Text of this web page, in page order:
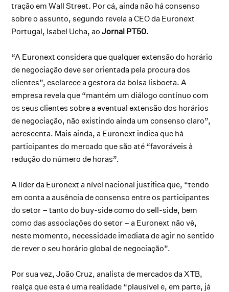
tração em Wall Street. Por cá, ainda não há consenso
sobre o assunto, segundo revela a CEO da Euronext
Portugal, Isabel Ucha, aoJornal PT50.
“A Euronext considera que qualquer extensão do horário
de negociação deve ser orientada pela procura dos
clientes”, esclarece a gestora da bolsa lisboeta. A
empresa revela que “mantém um diálogo contínuo com
os seus clientes sobre a eventual extensão dos horários
de negociação, não existindo ainda um consenso claro”,
acrescenta. Mais ainda, a Euronext indica que há
participantes do mercado que são até “favoráveis à
redução do número de horas”.
A líder da Euronext a nível nacional justifica que, “tendo
em conta a ausência de consenso entre os participantes
do setor – tanto do buy-side como do sell-side, bem
como das associações do setor – a Euronext não vê,
neste momento, necessidade imediata de agir no sentido
de rever o seu horário global de negociação”.
Por sua vez, João Cruz, analista de mercados da XTB,
realça que esta é uma realidade “plausível e, em parte, já